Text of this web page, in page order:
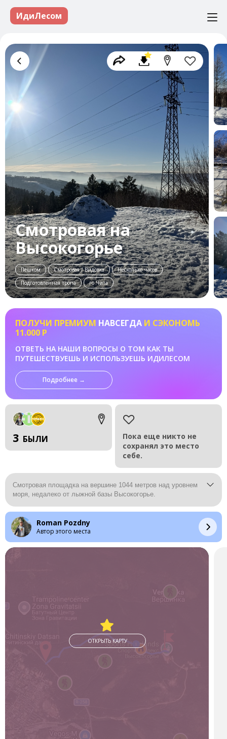
ИдиЛесом
Смотровая на
Высокогорье
Пешком Смотровая / Видовка
Несколько часов
Подготовленная тропа
го Чита
ПОЛУЧИ ПРЕМИУМ НАВСЕГДА И СЭКОНОМЬ
11.000 Р
ОТВЕТЬ НА НАШИ ВОПРОСЫ О ТОМ КАК ТЫ
ПУТЕШЕСТВУЕШЬ И ИСПОЛЬЗУЕШЬ ИДИЛЕСОМ
Подробнее →
3 БЫЛИ
Пока еще никто не
сохранял это место
себе.
Смотровая площадка на вершине 1044 метров над уровнем
моря, недалеко от лыжной базы Высокогорье.
Roman Pozdny
Автор этого места
ОТКРЫТЬ КАРТУ